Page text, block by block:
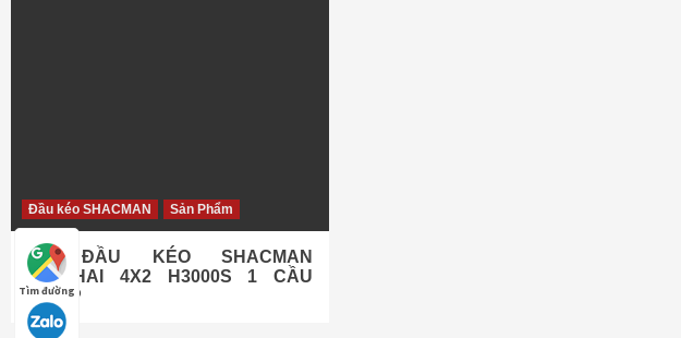
Đầu kéo SHACMAN Sản Phẩm
XE ĐẦU KÉO SHACMAN
WEICHAI 4X2 H3000S 1 CẦU
270HP
Tìm đường